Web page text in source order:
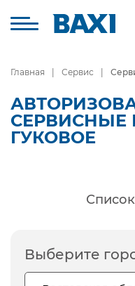
Главная Сервис
СЕРВИСНЫЕ
ГУКОВОЕ
Список
Выберите